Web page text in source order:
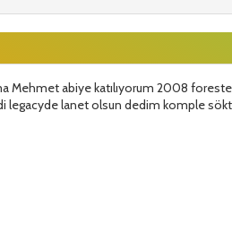
Mehmet abiye katılıyorum 2008
legacyde lanet olsun dedim komple